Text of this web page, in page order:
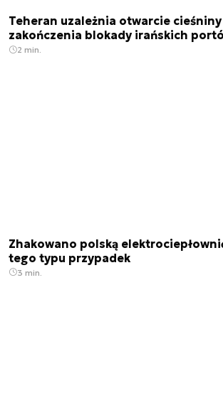
Teheran uzależnia otwarcie
zakończenia blokady irańskich
2 min.
Zhakowano polską
tego typu przypadek
3 min.